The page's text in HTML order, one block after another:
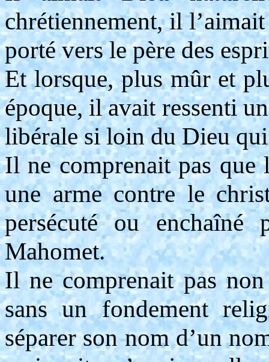
chrétiennement, il
porté vers le père des
Et lorsque, plus mûr et
époque, il avait ressenti
libérale si loin du Dieu
Il ne comprenait pas que
une arme contre le
persécuté ou
Mahomet.
Il ne comprenait pas
sans un fondement
séparer son nom d’un